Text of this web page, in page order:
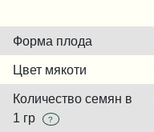
Форма плода
Цвет мякоти
Количество семян в
1 гр
?